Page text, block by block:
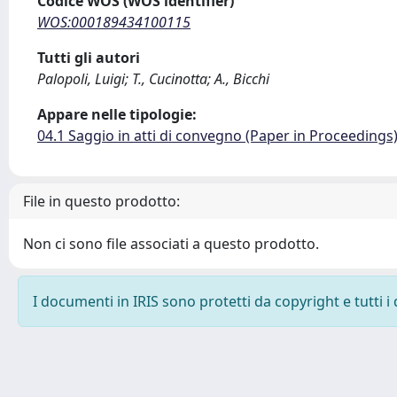
WOS:000189434100115
Tutti gli autori
Palopoli, Luigi; T., Cucinotta; A., Bicchi
Appare nelle tipologie:
04.1 Saggio in atti di convegno (Paper in Proceedings)
File in questo prodotto:
Non ci sono file associati a questo prodotto.
I documenti in IRIS sono protetti da copyright e tutti